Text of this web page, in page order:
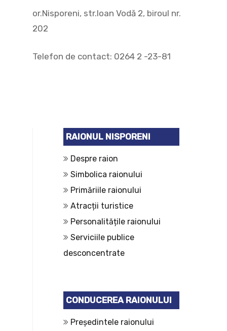
or.Nisporeni, str.Ioan Vodă 2, biroul nr.
202
Telefon de contact: 0264 2 -23-81
RAIONUL NISPORENI
Despre raion
Simbolica raionului
Primăriile raionului
Atracții turistice
Personalitățile raionului
Serviciile publice
desconcentrate
CONDUCEREA RAIONULUI
Președintele raionului